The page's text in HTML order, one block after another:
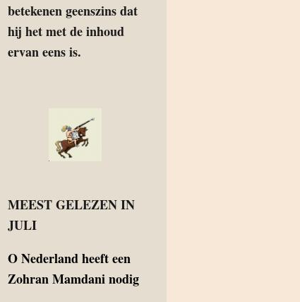
betekenen geenszins dat
hij het met de inhoud
ervan eens is.
MEEST GELEZEN IN
JULI
ONederland heeft een
Zohran Mamdani nodig